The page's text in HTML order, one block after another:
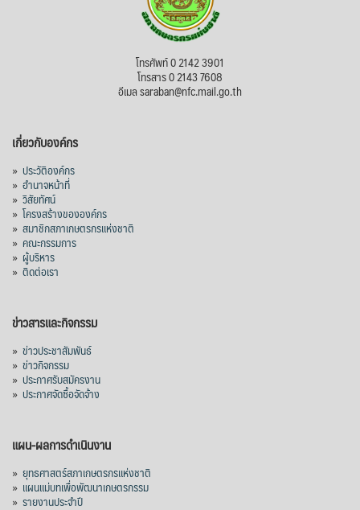
โทรศัพท์ 0 2142 3901
โทรสาร 0 2143 7608
อีเมล saraban@nfc.mail.go.th
เกี่ยวกับองค์กร
» ประวัติองค์กร
» อำนาจหน้าที่
» วิสัยทัศน์
» โครงสร้างขององค์กร
» สมาชิกสภาเกษตรกรแห่งชาติ
» คณะกรรมการ
» ผู้บริหาร
» ติดต่อเรา
ข่าวสารและกิจกรรม
» ข่าวประชาสัมพันธ์
» ข่าวกิจกรรม
» ประกาศรับสมัครงาน
» ประกาศจัดซื้อจัดจ้าง
แผน-ผลการดำเนินงาน
» ยุทธศาสตร์สภาเกษตรกรแห่งชาติ
» แผนแม่บทเพื่อพัฒนาเกษตรกรรม
» รายงานประจำปี